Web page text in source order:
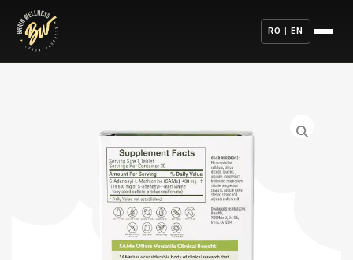
RO | EN